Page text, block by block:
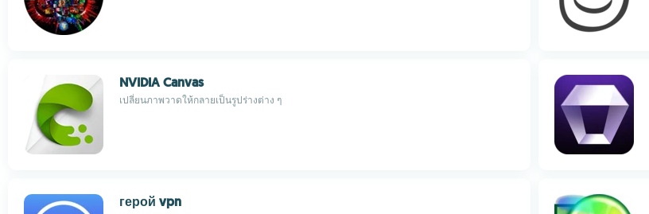
NVIDIA Canvas
เปลี่ยนภาพวาดให้กลายเป็นรูปร่างต่าง ๆ
герой vpn